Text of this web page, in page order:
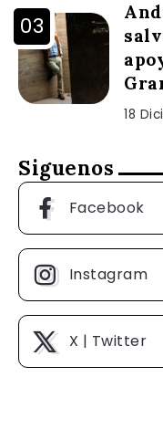
18
Siguenos
Facebook
Instagram
X | Twitter